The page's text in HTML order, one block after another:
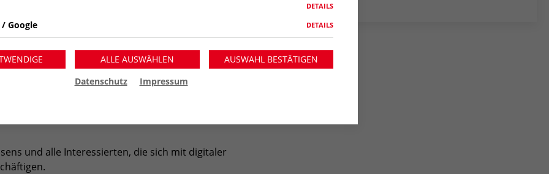
leisten, wie kann sie unterstützen?
wir Sie anlässlich des Digitaltags zu einerOnline-
In einer Fishbowl-Diskussion geben handverlesene
Erfahrungen:
Brandenburg
Der Paritätische Wohlfahrtsverband Landesverband
und alle Interessierten, die sich mit digitaler
DETAILS
Google DETAILS
ALLE AUSWÄHLEN
AUSWAHL BESTÄTIGEN
Datenschutz
Impressum